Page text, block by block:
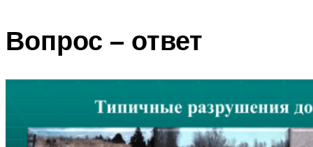
Вопрос – ответ